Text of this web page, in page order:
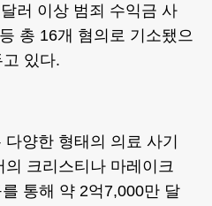
러 이상 범죄 수익금 사
총 16개 혐의로 기소됐으
있다.
양한 형태의 의료 사기
크리스티나 마레이크
통해 약 2억7,000만 달